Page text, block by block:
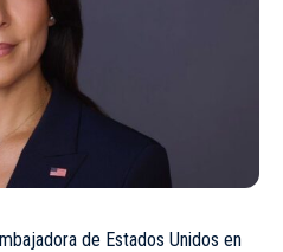
de Estados Unidos en